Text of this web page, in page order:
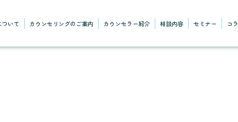
いて カウンセリングのご案内 カウンセラー紹介 相談内容 セミナー コ